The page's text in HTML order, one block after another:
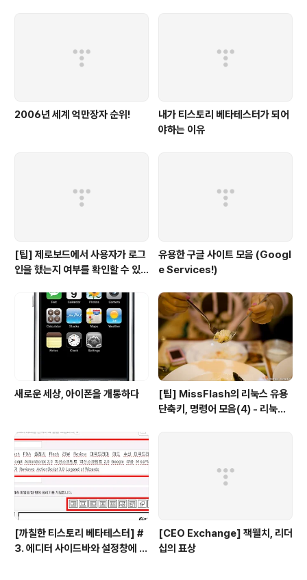
2006년 세계 억만장자 순위!
내가 티스토리 베타테스터가 되어
야하는 이유
[팁] 제로보드에서 사용자가 로그
인을 했는지 여부를 확인할 수 있
유용한 구글 사이트 모음 (Googl
e Services!)
새로운 세상, 아이폰을 개통하다
[팁] MissFlash의 리눅스 유용
단축키, 명령어 모음(4) - 리눅스
[까칠한 티스토리 베타테스터] #
3. 에디터 사이드바와 설정창에 대
[CEO Exchange] 잭웰치, 리더
십의 표상